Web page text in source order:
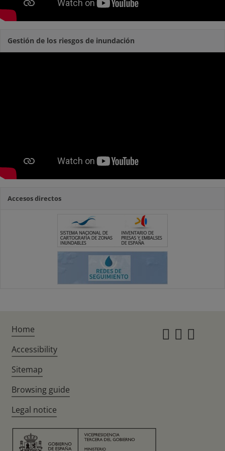
Gestión de los riesgos de inundación
Accesos directos
Home
Accessibility
Sitemap
Browsing guide
Legal notice